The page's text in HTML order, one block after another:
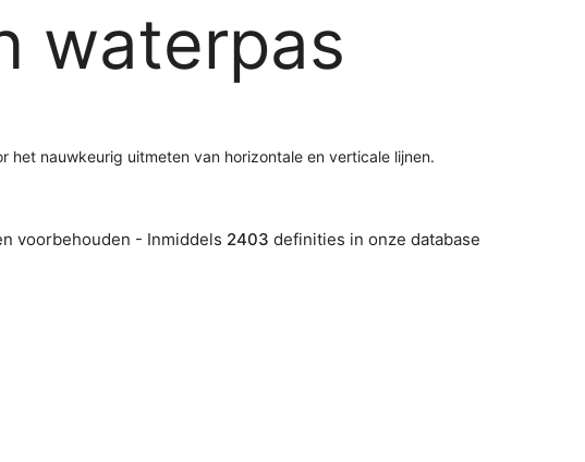
waterpas
het nauwkeurig uitmeten van horizontale en verticale lijnen.
voorbehouden - Inmiddels 2403 definities in onze database